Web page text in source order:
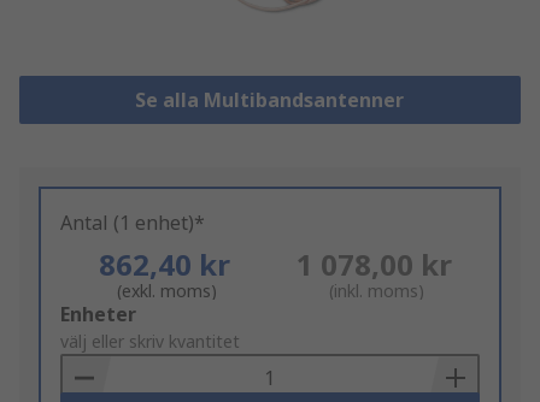
Se alla Multibandsantenner
Antal (1 enhet)*
862,40 kr
(exkl. moms)
1 078,00 kr
(inkl. moms)
Add
to
Basket
Enheter
välj eller skriv kvantitet